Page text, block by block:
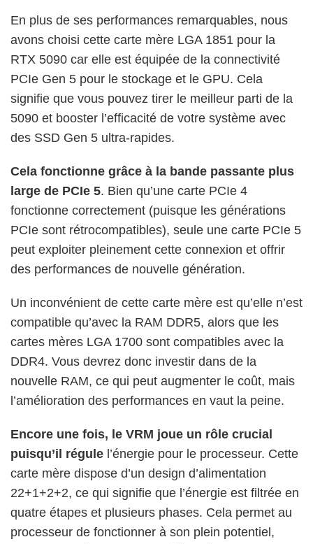
En plus de ses performances remarquables, nous
avons choisi cette carte mère LGA 1851 pour la
RTX 5090 car elle est équipée de la connectivité
PCIe Gen 5 pour le stockage et le GPU. Cela
signifie que vous pouvez tirer le meilleur parti de la
5090 et booster l’efficacité de votre système avec
des SSD Gen 5 ultra-rapides.
Cela fonctionne grâce à la bande passante plus
large de PCIe 5. Bien qu’une carte PCIe 4
fonctionne correctement (puisque les générations
PCIe sont rétrocompatibles), seule une carte PCIe 5
peut exploiter pleinement cette connexion et offrir
des performances de nouvelle génération.
Un inconvénient de cette carte mère est qu’elle n’est
compatible qu’avec la RAM DDR5, alors que les
cartes mères LGA 1700 sont compatibles avec la
DDR4. Vous devrez donc investir dans de la
nouvelle RAM, ce qui peut augmenter le coût, mais
l’amélioration des performances en vaut la peine.
Encore une fois, le VRM joue un rôle crucial
puisqu’il régule l’énergie pour le processeur. Cette
carte mère dispose d’un design d’alimentation
22+1+2+2, ce qui signifie que l’énergie est filtrée en
quatre étapes et plusieurs phases. Cela permet au
processeur de fonctionner à son plein potentiel,